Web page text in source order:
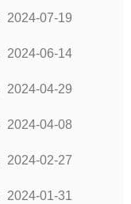
2024-07-19
2024-06-14
2024-04-29
2024-04-08
2024-02-27
2024-01-31